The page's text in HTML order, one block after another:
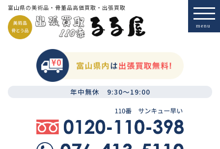
富山県の美術品・骨董品高価買取・出張買取
年中無休 9:30～19:00